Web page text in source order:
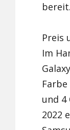
bereit.
Preis
Im
und 4
2022